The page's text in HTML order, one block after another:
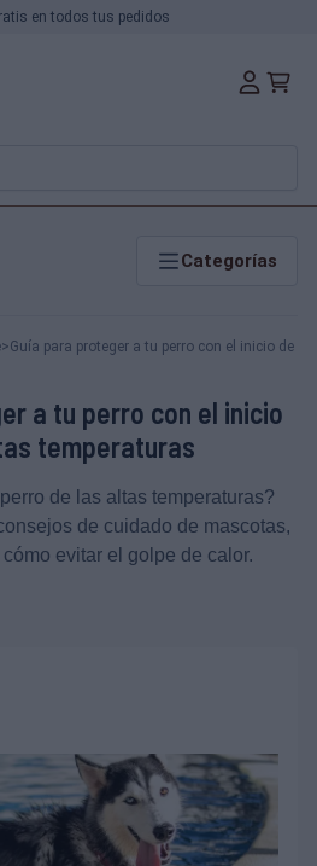
en todos tus pedidos
Categorías
>Guía para proteger a tu perro con el inicio de
a tu perro con el inicio
temperaturas
de las altas temperaturas?
de cuidado de mascotas,
evitar el golpe de calor.